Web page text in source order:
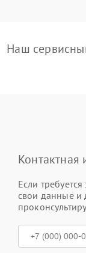
Наш
Если требуется
свои данные и